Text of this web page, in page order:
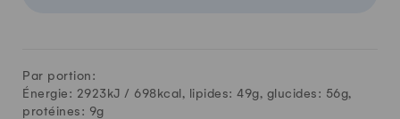
Par portion:
Énergie: 2923kJ / 698kcal, lipides: 49g, glucides: 56g,
protéines: 9g